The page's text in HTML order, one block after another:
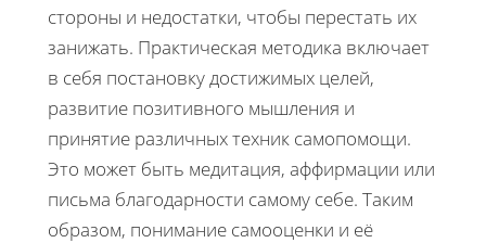
стороны и недостатки, чтобы перестать их
занижать. Практическая методика включает
в себя постановку достижимых целей,
развитие позитивного мышления и
принятие различных техник самопомощи.
Это может быть медитация, аффирмации или
письма благодарности самому себе. Таким
образом, понимание самооценки и её